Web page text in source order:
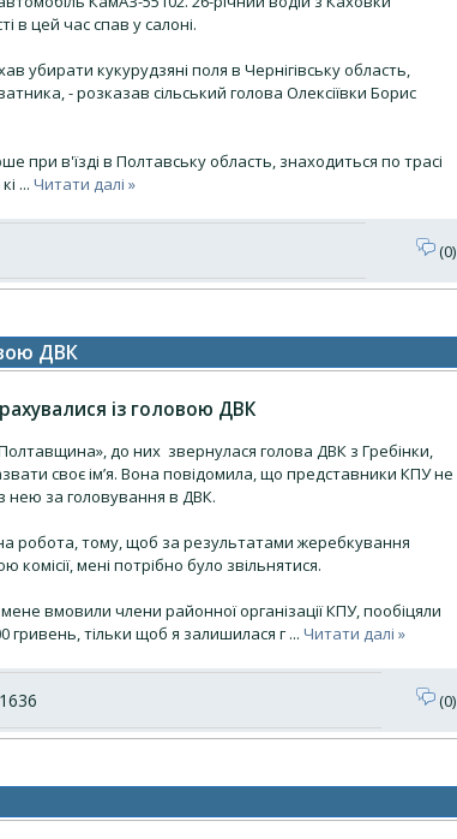
в цей час спав у салоні.
убирати кукурудзяні поля в Чернігівську область,
- розказав сільський голова Олексіївки Борис
при в'їзді в Полтавську область, знаходиться по трасі
... Читати далі »
(0)
ДВК
із головою ДВК
до них звернулася голова ДВК з Гребінки,
своє ім’я. Вона повідомила, що представники КПУ не
нею за головування в ДВК.
робота, тому, щоб за результатами жеребкування
мені потрібно було звільнятися.
вмовили члени районної організації КПУ, пообіцяли
гривень, тільки щоб я залишилася г ... Читати далі »
(0)